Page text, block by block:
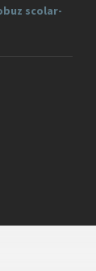
scolar-